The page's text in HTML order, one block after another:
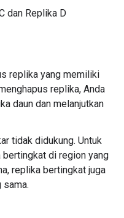
dan Replika D
replika yang memiliki
replika, Anda
daun dan melanjutkan
tidak didukung. Untuk
di region yang
replika bertingkat juga
sama.